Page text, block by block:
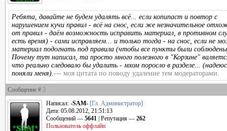
Ребята, давайте не будем удалять всё... если копипаст и повтор с
нарушением кучи правил - всё на снос, если же незначительное
от правил - даём возможность исправить материал, в противном
есть время) - сами исправляем... и только тогда - на снос, если не
материал подогнать под правила (чтобы все пункты были
Почему тут написал, та просто много полезного в "Корзине"
что реально следовало бы удалить - мхом поросло в разделе...
поняли меня).--- моя цитата по поводу удаление тем модераторами.
Сообщение # 3
Написал: -SAM- [Гл. Администратор]
Дата: 05.08.2012, 21:51:13
Сообщений — 5641 | Репутация — 262
Пользователь оффлайн